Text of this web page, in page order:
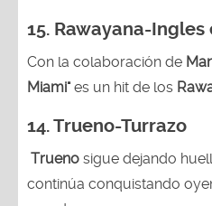
15. Rawayana-Ingles
Con la colaboración de
Miami"es un hit de los
14.Trueno-Turrazo
Trueno sigue dejando
continúa conquistando